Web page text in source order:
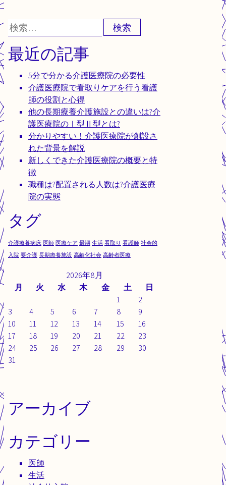
検
索:
最近の記事
5分で分かる介護医療院の必要性
介護医療院で看取りケアを行う看護
師の役割と心得
他の長期療養介護施設との違いは?介
護医療院のⅠ型Ⅱ型とは?
分かりやすい！介護医療院が創設さ
れた背景を解説
新しくできた介護医療院の概要と特
徴
職種は?配置される人数は?介護医療
院の実態
タグ
介護療養病床 医師 医療ケア 最期 生活 看取り 看護師 社会的
入院 要介護 長期療養施設 高齢化社会 高齢者医療
2026年8月
月
火 水 木 金 土
日
1
2
3
4 5 6 7 8
9
10
11 12 13 14 15
16
17
18 19 20 21 22
23
24
25 26 27 28 29
30
31
アーカイブ
カテゴリー
医師
生活